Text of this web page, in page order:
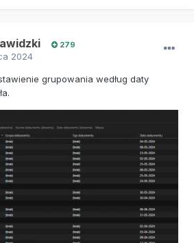
279
2024
grupowania według daty